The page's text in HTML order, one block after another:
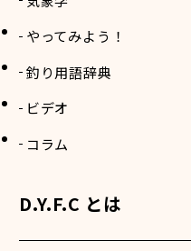
やってみよう！
釣り用語辞典
ビデオ
コラム
D.Y.F.C とは